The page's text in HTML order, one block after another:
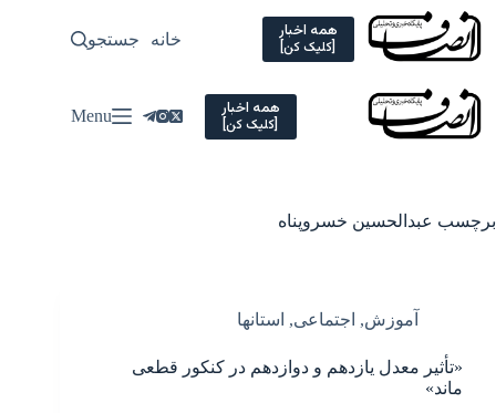
Skip
content
همه اخبار
[کلیک کن] خانه سیاسی
جستجو
همه اخبار
[کلیک کن] Menu
برچسب عبدالحسین خسروپناه
آموزش, اجتماعی, استانها
«تأثیر معدل یازدهم و دوازدهم در کنکور قطعی
ماند»